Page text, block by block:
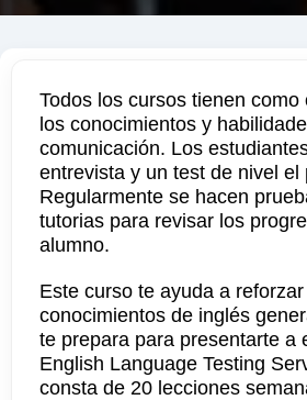
Todos los cursos tienen
los conocimientos y
comunicación. Los
entrevista y un test de nivel el
Regularmente se hacen
tutorias para revisar los
alumno.
Este curso te ayuda a
conocimientos de inglés
te prepara para presentarte a
English Language Testing
consta de 20 lecciones